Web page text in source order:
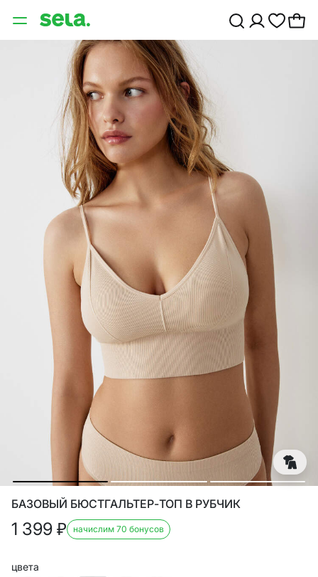
БАЗОВЫЙ БЮСТГАЛЬТЕР-ТОП В РУБЧИК
1 399 ₽ начислим 70 бонусов
цвета